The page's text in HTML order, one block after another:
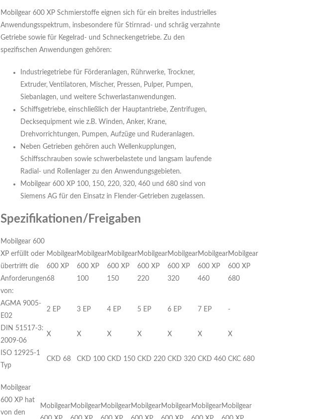
Mobilgear 600 XP Schmierstoffe eignen sich für ein breites industrielles
Anwendungsspektrum, insbesondere für Stirnrad- und schräg verzahnte
Getriebe sowie für Kegelrad- und Schneckengetriebe. Zu den
spezifischen Anwendungen gehören:
Industriegetriebe für Förderanlagen, Rührwerke, Trockner,
Extruder, Ventilatoren, Mischer, Pressen, Pulper, Pumpen,
Siebanlagen, und weitere Schwerlastanwendungen.
Schiffsgetriebe, einschließlich der Hauptantriebe, Zentrifugen,
Decksequipment wie z.B. Winden, Anker, Krane,
Drehvorrichtungen, Pumpen, Aufzüge und Ruderanlagen.
Neben Getrieben gehören auch Wellenkupplungen,
Schiffsschrauben sowie schwerbelastete und langsam laufende
Radial- und Rollenlager zu den Anwendungsgebieten.
Mobilgear 600 XP 100, 150, 220, 320, 460 und 680 sind von
Siemens AG für den Einsatz in Flender-Getrieben zugelassen.
Spezifikationen/Freigaben
Mobilgear 600
XP erfüllt oder
übertrifft die
Anforderungen
von:
Mobilgear
600 XP
68
Mobilgear
600 XP
100
Mobilgear
600 XP
150
Mobilgear
600 XP
220
Mobilgear
600 XP
320
Mobilgear
600 XP
460
Mobilgear
600 XP
680
AGMA 9005-
E02
2 EP 3 EP 4 EP 5 EP 6 EP 7 EP -
DIN 51517-3:
2009-06
X X X X X X X
ISO 12925-1
Typ
CKD 68 CKD 100 CKD 150 CKD 220 CKD 320 CKD 460 CKC 680
Mobilgear
600 XP hat
von den
MobilgearMobilgearMobilgearMobilgearMobilgearMobilgearMobilgear